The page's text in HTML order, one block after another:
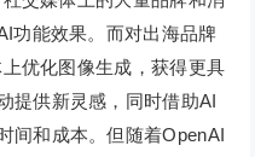
功能效果。而对出海品牌
优化图像生成，获得更具
提供新灵感，同时借助AI
间和成本。但随着OpenAI